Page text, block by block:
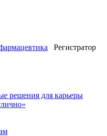
Регистратор
решения для карьеры